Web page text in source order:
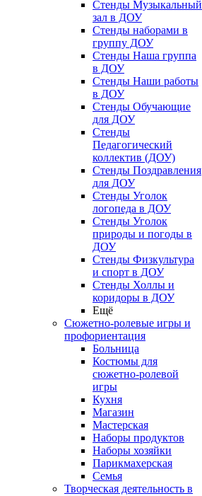
Стенды Музыкальный
зал в ДОУ
Стенды наборами в
группу ДОУ
Стенды Наша группа
в ДОУ
Стенды Наши работы
в ДОУ
Стенды Обучающие
для ДОУ
Стенды
Педагогический
коллектив (ДОУ)
Стенды Поздравления
для ДОУ
Стенды Уголок
логопеда в ДОУ
Стенды Уголок
природы и погоды в
ДОУ
Стенды Физкультура
и спорт в ДОУ
Стенды Холлы и
коридоры в ДОУ
Ещё
Сюжетно-ролевые игры и
профориентация
Больница
Костюмы для
сюжетно-ролевой
игры
Кухня
Магазин
Мастерская
Наборы продуктов
Наборы хозяйки
Парикмахерская
Семья
Творческая деятельность в